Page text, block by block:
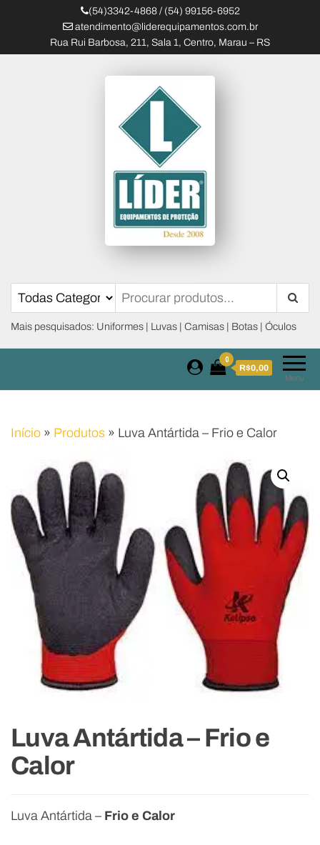
(54)3342-4868 / (54) 99156-6952
atendimento@liderequipamentos.com.br
Rua Rui Barbosa, 211, Sala 1, Centro, Marau – RS
Líder Equipamentos
Mais pesquisados: Uniformes | Luvas | Camisas | Botas | Óculos
Menu
0
R$0,00
Início » Produtos » Luva Antártida – Frio e Calor
Luva Antártida – Frio e
Calor
Luva Antártida – Frio e Calor